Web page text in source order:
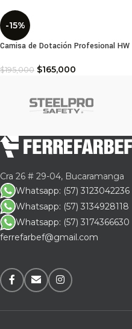
-15%
Camisa de Dotación Profesional HW
$195,000 $165,000
Cra 26 # 29-04, Bucaramanga
Whatsapp: (57) 3123042236
Whatsapp: (57) 3134928118
Whatsapp: (57) 3174366630
ferrefarbef@gmail.com